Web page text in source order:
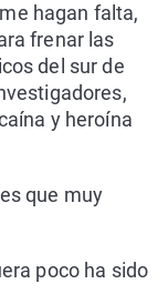
hagan falta,
frenar las
del sur de
y heroína
que muy
poco ha sido